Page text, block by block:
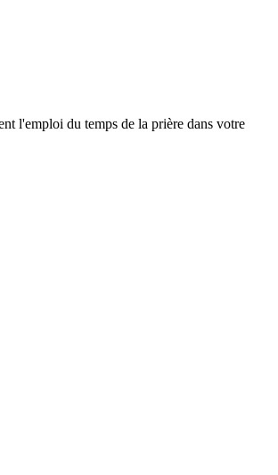
l'emploi du temps de la prière dans votre